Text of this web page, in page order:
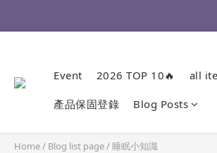
Event 2026 TOP 10🔥 all
產品保固登錄 Blog Posts
Home/ Blog list page/睡眠小知識